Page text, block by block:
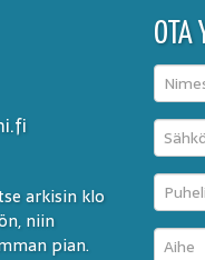
arkisin klo
niin
pian.
OTA